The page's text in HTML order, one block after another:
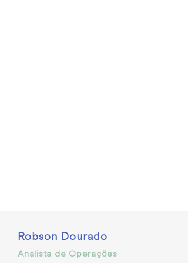
Robson Dourado
Analista de Operações